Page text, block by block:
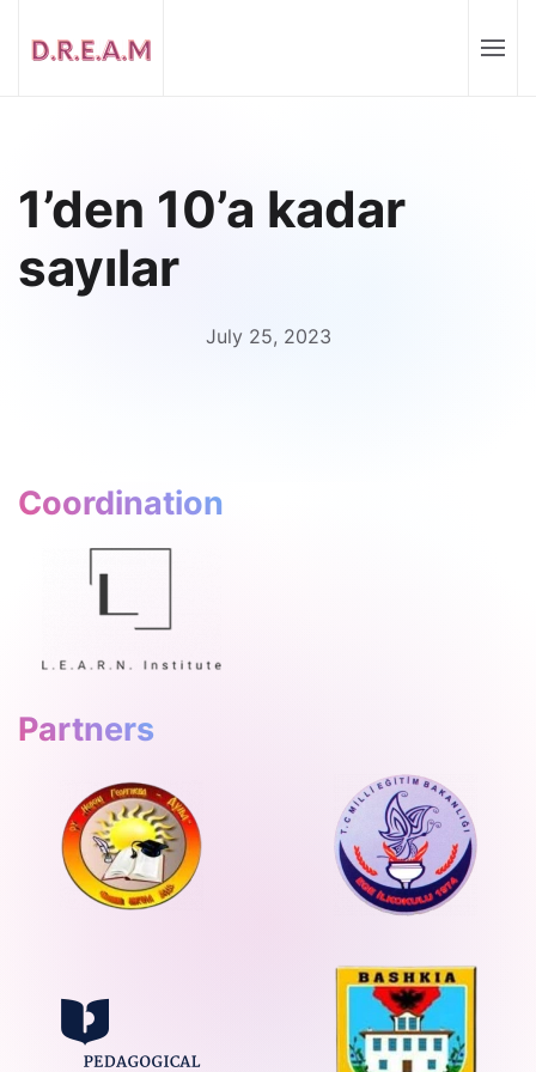
1’den 10’a kadar
sayılar
July 25, 2023
Coordination
Partners